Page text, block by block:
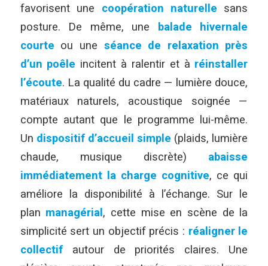
favorisent une coopération naturelle sans
posture. De même, une balade hivernale
courte ou une séance de relaxation près
d’un poêle incitent à ralentir et à réinstaller
l’écoute. La qualité du cadre — lumière douce,
matériaux naturels, acoustique soignée —
compte autant que le programme lui-même.
Un dispositif d’accueil simple (plaids, lumière
chaude, musique discrète) abaisse
immédiatement la charge cognitive, ce qui
améliore la disponibilité à l’échange. Sur le
plan managérial, cette mise en scène de la
simplicité sert un objectif précis : réaligner le
collectifautour de priorités claires. Une